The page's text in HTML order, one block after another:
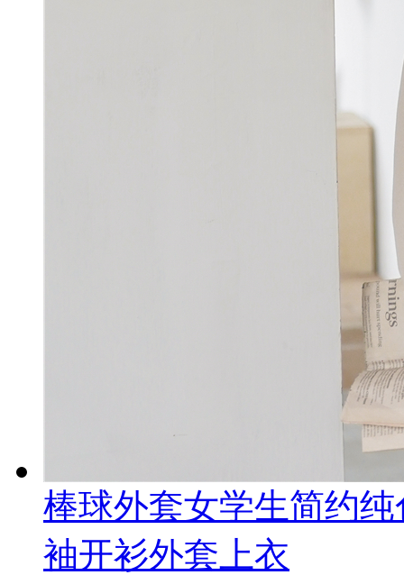
棒球外套女学生简约
袖开衫外套上衣